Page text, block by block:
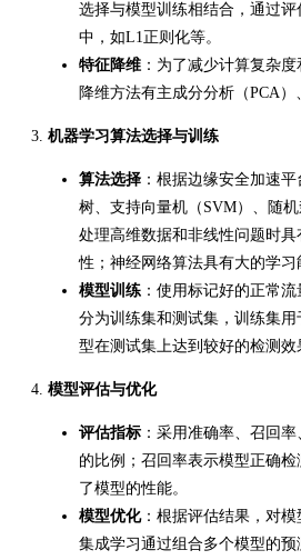
选择与模型训练相结合，通过
中，如L1正则化等。
特征降维 ：为了减少计算复杂
降维方法有主成分分析（PCA
机器学习算法选择与训练
算法选择 ：根据边缘安全加速
树、支持向量机（SVM）、随
处理高维数据和非线性问题时
性；神经网络算法具有大的学
模型训练 ：使用标记好的正常
分为训练集和测试集，训练集
型在测试集上达到较好的检测效
模型评估与优化
评估指标 ：采用准确率、召回
的比例；召回率表示模型正确
了模型的性能。
模型优化：根据评估结果，对
集成学习通过组合多个模型的